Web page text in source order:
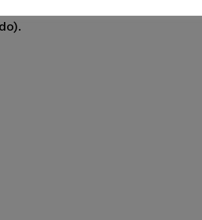
pela situação do vigilante